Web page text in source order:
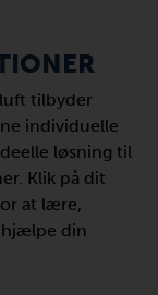
tilbyder
individuelle
løsning til
Klik på dit
at lære,
hjælpe din